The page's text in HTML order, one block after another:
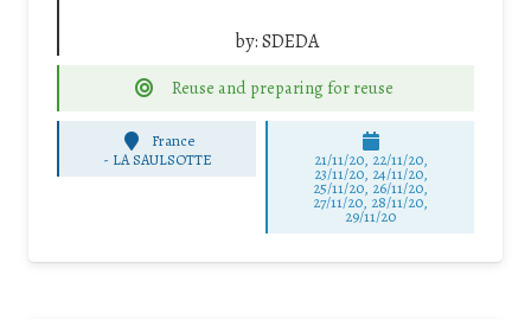
by:SDEDA
Reuse and preparing for reuse
France
- LA SAULSOTTE 21/11/20, 22/11/20,
23/11/20, 24/11/20,
25/11/20, 26/11/20,
27/11/20, 28/11/20,
29/11/20